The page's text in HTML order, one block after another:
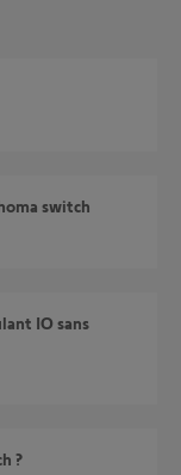
switch
?